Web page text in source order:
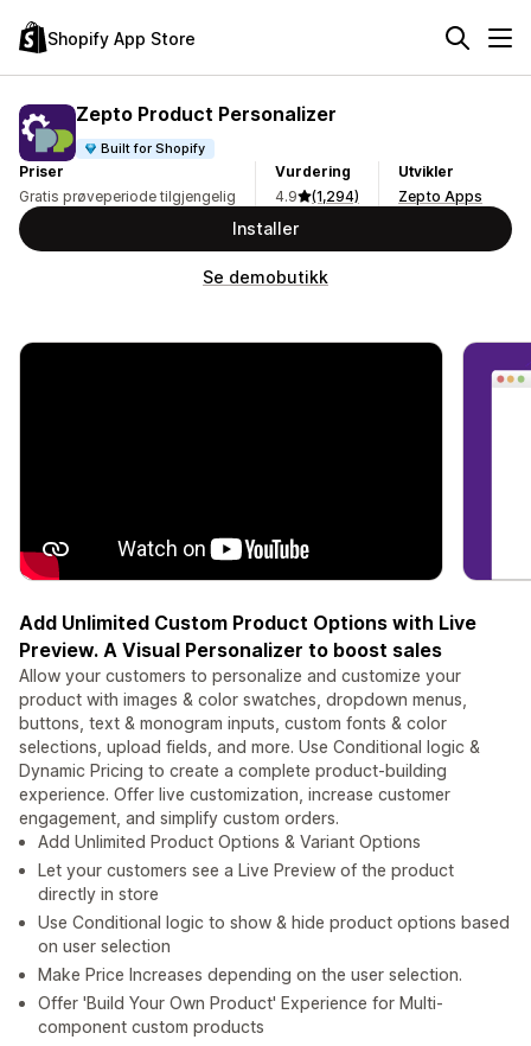
Shopify App Store
Zepto Product Personalizer
Built for Shopify
Priser
Gratis prøveperiode tilgjengelig
Vurdering
4.9
(1,294)
Utvikler
Zepto Apps
Installer
Se demobutikk
Add Unlimited Custom Product Options with Live
Preview. A Visual Personalizer to boost sales
Allow your customers to personalize and customize your
product with images & color swatches, dropdown menus,
buttons, text & monogram inputs, custom fonts & color
selections, upload fields, and more. Use Conditional logic &
Dynamic Pricing to create a complete product-building
experience. Offer live customization, increase customer
engagement, and simplify custom orders.
Add Unlimited Product Options & Variant Options
Let your customers see a Live Preview of the product
directly in store
Use Conditional logic to show & hide product options based
on user selection
Make Price Increases depending on the user selection.
Offer 'Build Your Own Product' Experience for Multi-
component custom products